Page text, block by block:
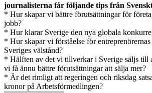
journalisterna får följande tips från
* Hur skapar vi bättre förutsättningar för
jobb?
* Hur klarar Sverige den nya globala
* Hur skapar vi förståelse för
Sveriges välstånd?
* Hälften av det vi tillverkar i Sverige säljs till
vi få ännu bättre förutsättningar att sälja mer?
* Är det rimligt att regeringen och riksdag
kronor på Arbetsförmedlingen?